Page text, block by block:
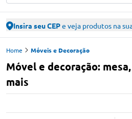
Insira seu CEPe veja produtos na
Home Móveis e Decoração
Móvel e decoração:
mais